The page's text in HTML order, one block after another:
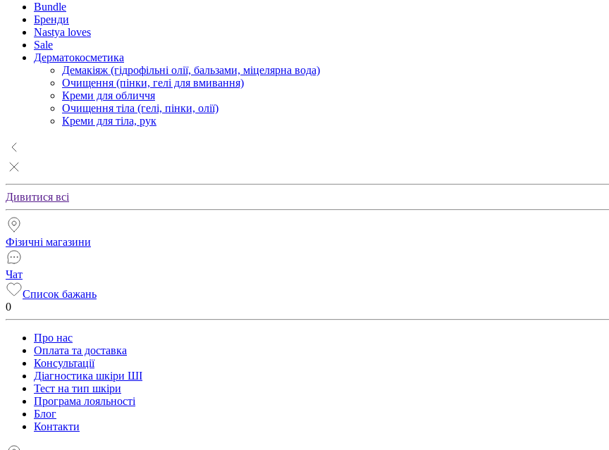
Bundle
Бренди
Nastya loves
Sale
Дерматокосметика
Демакіяж (гідрофільні олії, бальзами, міцелярна вода)
Очищення (пінки, гелі для вмивання)
Креми для обличчя
Очищення тіла (гелі, пінки, олії)
Креми для тіла, рук
Дивитися всі
Фізичні магазини
Чат
Список бажань
0
Про нас
Оплата та доставка
Консультації
Діагностика шкіри ШІ
Тест на тип шкіри
Програма лояльності
Блог
Контакти